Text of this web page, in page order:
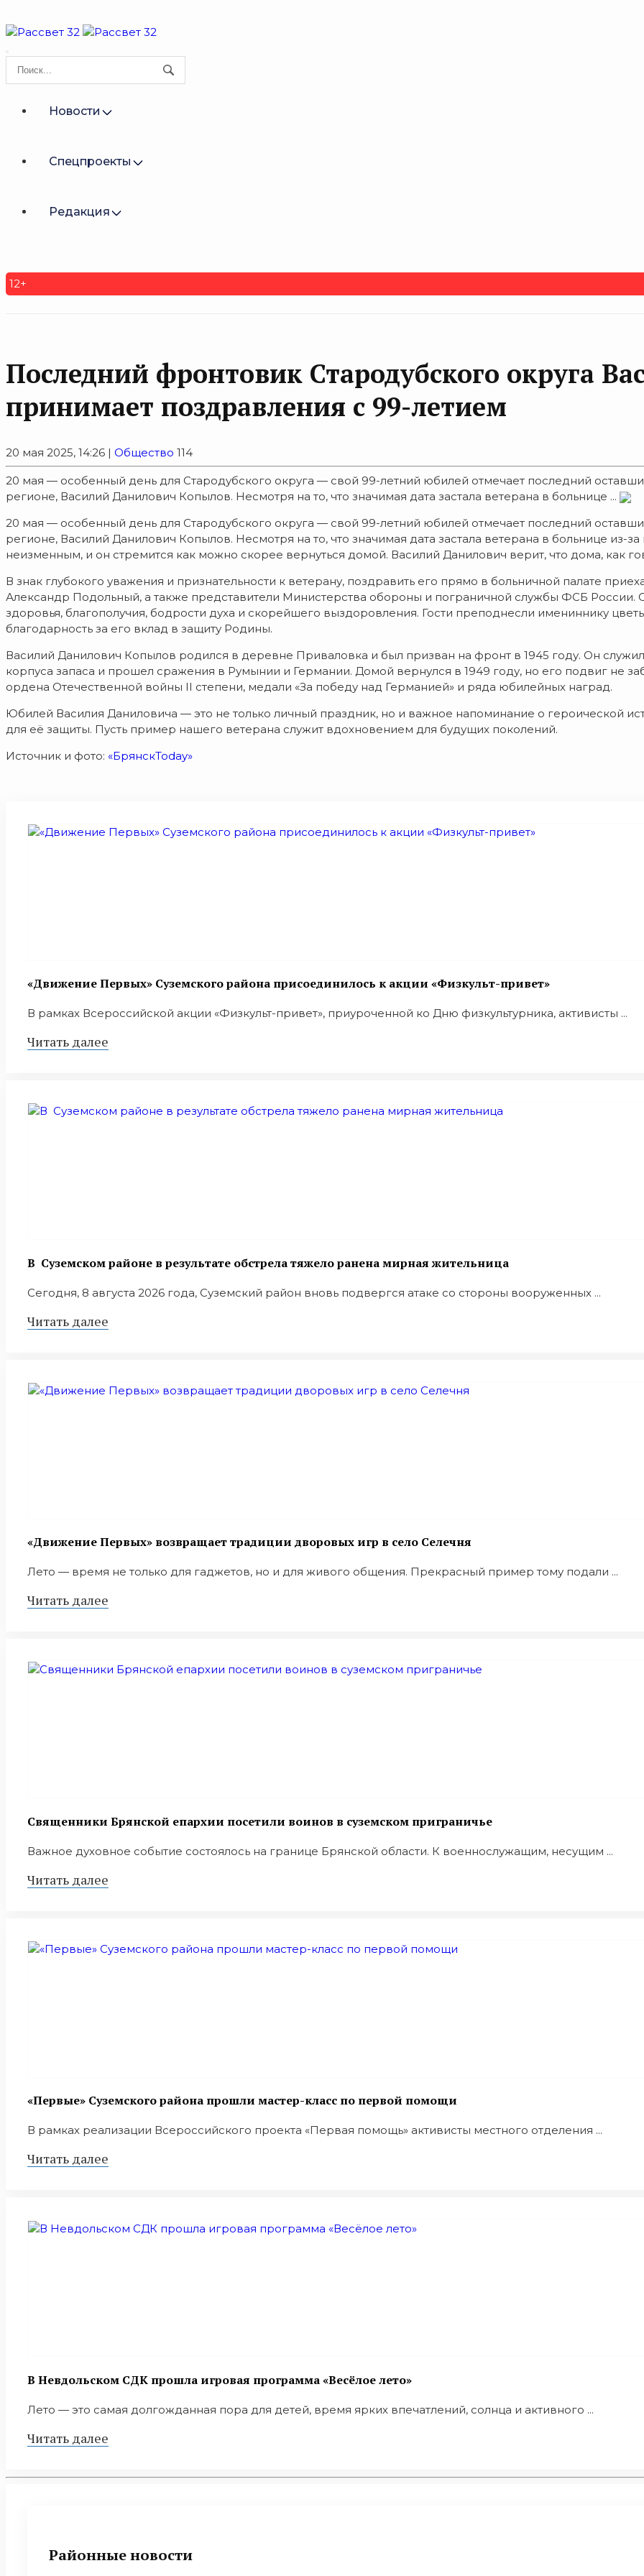
Новости
Спецпроекты
Редакция
12+
Последний фронтовик Стародубского округа
принимает поздравления с 99-летием
20 мая 2025, 14:26 | Общество 114
20 мая — особенный день для Стародубского округа — свой 99-летний юбилей отмечает последний
регионе, Василий Данилович Копылов. Несмотря на то, что значимая дата застала ветерана в больнице ...
20 мая — особенный день для Стародубского округа — свой 99-летний юбилей отмечает последний
регионе, Василий Данилович Копылов. Несмотря на то, что значимая дата застала ветерана в больнице из-
неизменным, и он стремится как можно скорее вернуться домой. Василий Данилович верит, что дома, как
В знак глубокого уважения и признательности к ветерану, поздравить его прямо в больничной палате
Александр Подольный, а также представители Министерства обороны и пограничной службы ФСБ
здоровья, благополучия, бодрости духа и скорейшего выздоровления. Гости преподнесли имениннику
благодарность за его вклад в защиту Родины.
Василий Данилович Копылов родился в деревне Приваловка и был призван на фронт в 1945 году. Он
корпуса запаса и прошел сражения в Румынии и Германии. Домой вернулся в 1949 году, но его подвиг не
ордена Отечественной войны II степени, медали «За победу над Германией» и ряда юбилейных наград.
Юбилей Василия Даниловича — это не только личный праздник, но и важное напоминание о героической
для её защиты. Пусть пример нашего ветерана служит вдохновением для будущих поколений.
Источник и фото: «БрянскToday»
«Движение Первых» Суземского района присоединилось к акции «Физкульт-привет»
В рамках Всероссийской акции «Физкульт-привет», приуроченной ко Дню физкультурника, активисты ...
Читать далее
В Суземском районе в результате обстрела тяжело ранена мирная жительница
Сегодня, 8 августа 2026 года, Суземский район вновь подвергся атаке со стороны вооруженных ...
Читать далее
«Движение Первых» возвращает традиции дворовых игр в село Селечня
Лето — время не только для гаджетов, но и для живого общения. Прекрасный пример тому подали ...
Читать далее
Священники Брянской епархии посетили воинов в суземском приграничье
Важное духовное событие состоялось на границе Брянской области. К военнослужащим, несущим ...
Читать далее
«Первые» Суземского района прошли мастер-класс по первой помощи
В рамках реализации Всероссийского проекта «Первая помощь» активисты местного отделения ...
Читать далее
В Невдольском СДК прошла игровая программа «Весёлое лето»
Лето — это самая долгожданная пора для детей, время ярких впечатлений, солнца и активного ...
Читать далее
Районные новости